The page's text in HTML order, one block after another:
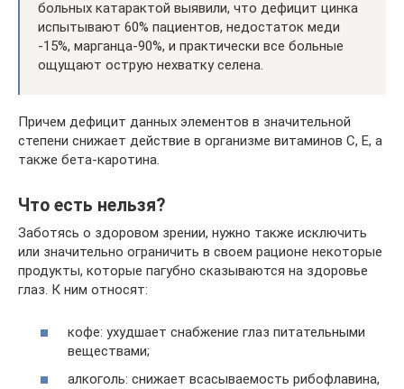
больных катарактой выявили, что дефицит цинка
испытывают 60% пациентов, недостаток меди
-15%, марганца-90%, и практически все больные
ощущают острую нехватку селена.
Причем дефицит данных элементов в значительной
степени снижает действие в организме витаминов С, Е, а
также бета-каротина.
Что есть нельзя?
Заботясь о здоровом зрении, нужно также исключить
или значительно ограничить в своем рационе некоторые
продукты, которые пагубно сказываются на здоровье
глаз. К ним относят:
кофе: ухудшает снабжение глаз питательными
веществами;
алкоголь: снижает всасываемость рибофлавина,